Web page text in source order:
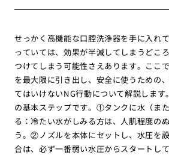
せっかく高機能な口腔洗浄器を手に入れ
っていては、効果が半減してしまうどこ
つけてしまう可能性さえあります。ここ
を最大限に引き出し、安全に使うための
てはいけないNG行動について解説しま
の基本ステップです。①タンクに水（ま
る：冷たい水がしみる方は、人肌程度の
う。②ノズルを本体にセットし、水圧を
合は、必ず一番弱い水圧からスタートし